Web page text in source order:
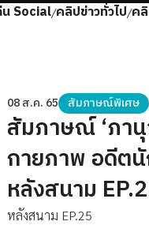
Social/คลิปข่าวทั่วไป/ค
08 ส.ค. 65 สัมภาษณ์พิเศษ
สัมภาษณ์ ‘ภา
กายภาพ อดีตนั
หลังสนาม
หลังสนาม EP.25